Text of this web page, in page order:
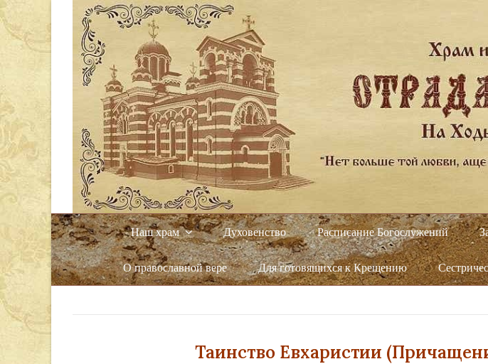
Наш храм Духовенство Расписание Богослужений
О православной вере Для готовящихся к Крещению
Таинство Евхаристии